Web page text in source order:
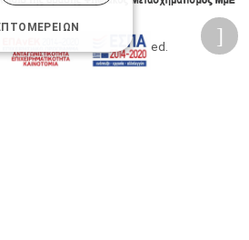
Γ. Ιατρικά. All rights reserved.
with care by
Totalweb.